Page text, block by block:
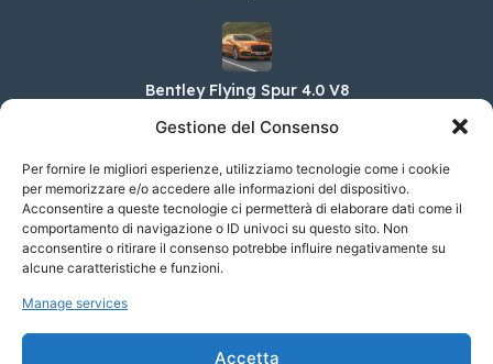
Gestione del Consenso
Per fornire le migliori esperienze, utilizziamo tecnologie come i cookie
per memorizzare e/o accedere alle informazioni del dispositivo.
Acconsentire a queste tecnologie ci permetterà di elaborare dati come il
comportamento di navigazione o ID univoci su questo sito. Non
acconsentire o ritirare il consenso potrebbe influire negativamente su
alcune caratteristiche e funzioni.
Manage services
Accetta
Bentley Flying Spur 4.0 V8
DS DS 7 E-Tense E-Tense 4×4 Automatica
Rivoli
60.900,00 €
DS DS 7 BlueHDi 130 Automatica Opera